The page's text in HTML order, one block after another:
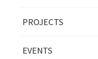
PROJECTS
EVENTS